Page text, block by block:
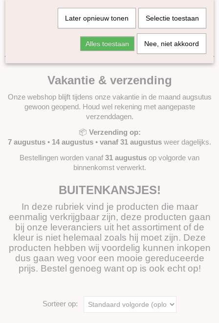
7% korting op alle producten
Cadeaubonnen zijn uitgesloten van deze actie
Geldig t/m31 augustus 2026
Vakantie & verzending
Onze webshop blijft tijdens onze vakantie in de maand augsutus
gewoon geopend. Houd wel rekening met aangepaste
verzenddagen.
📦 Verzending op:
7 augustus • 14 augustus • vanaf 31 augustus weer dagelijks.
Bestellingen worden vanaf 31 augustus op volgorde van
binnenkomst verwerkt.
BUITENKANSJES!
In deze rubriek vind je producten die maar
eenmalig verkrijgbaar zijn, deze producten gaan
bij onze leveranciers uit het assortiment of de
kleur is niet helemaal zoals hij moet zijn. Deze
producten hebben wij voordelig kunnen inkopen
dus gaan weg voor een mooie gereduceerde
prijs. Bestel genoeg want op is ook echt op!
Sorteer op:
Later opnieuw tonen Selectie toestaan
Alles toestaan Nee, niet akkoord